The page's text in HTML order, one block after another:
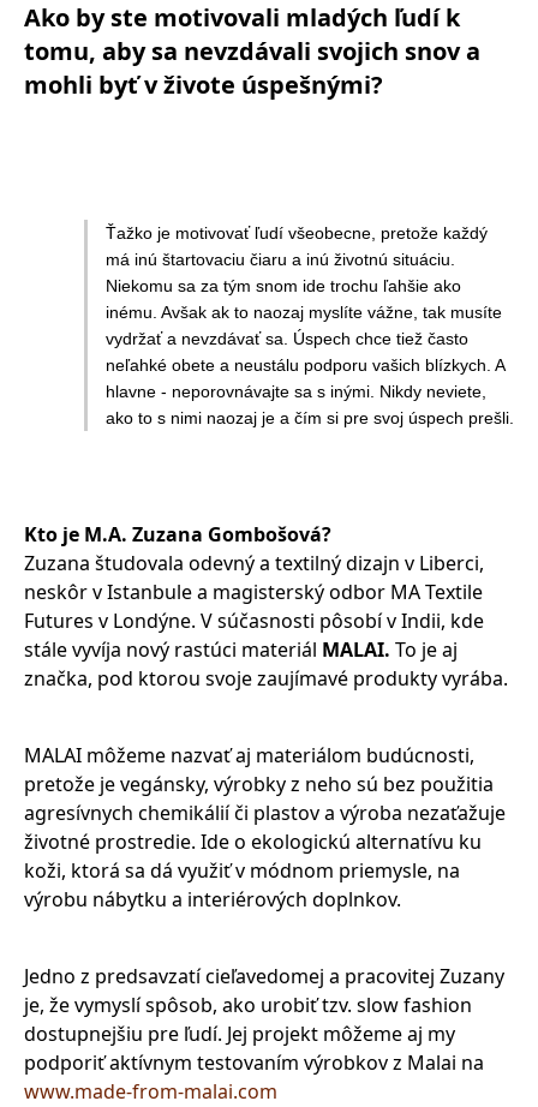
Ako by ste motivovali mladých ľudí k
tomu, aby sa nevzdávali svojich snov a
mohli byť v živote úspešnými?
Ťažko je motivovať ľudí všeobecne, pretože každý
má inú štartovaciu čiaru a inú životnú situáciu.
Niekomu sa za tým snom ide trochu ľahšie ako
inému. Avšak ak to naozaj myslíte vážne, tak musíte
vydržať a nevzdávať sa. Úspech chce tiež často
neľahké obete a neustálu podporu vašich blízkych. A
hlavne - neporovnávajte sa s inými. Nikdy neviete,
ako to s nimi naozaj je a čím si pre svoj úspech prešli.
Kto je M.A. Zuzana Gombošová?
Zuzana študovala odevný a textilný dizajn v Liberci,
neskôr v Istanbule a magisterský odbor MA Textile
Futures v Londýne. V súčasnosti pôsobí v Indii, kde
stále vyvíja nový rastúci materiál MALAI. To je aj
značka, pod ktorou svoje zaujímavé produkty vyrába.
MALAI môžeme nazvať aj materiálom budúcnosti,
pretože je vegánsky, výrobky z neho sú bez použitia
agresívnych chemikálií či plastov a výroba nezaťažuje
životné prostredie. Ide o ekologickú alternatívu ku
koži, ktorá sa dá využiť v módnom priemysle, na
výrobu nábytku a interiérových doplnkov.
Jedno z predsavzatí cieľavedomej a pracovitej Zuzany
je, že vymyslí spôsob, ako urobiť tzv. slow fashion
dostupnejšiu pre ľudí. Jej projekt môžeme aj my
podporiť aktívnym testovaním výrobkov z Malai na
www.made-from-malai.com